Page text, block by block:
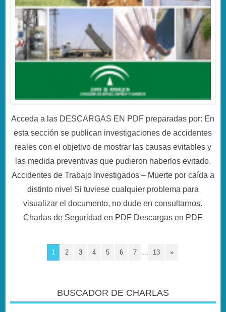
Acceda a las DESCARGAS EN PDF preparadas por: En
esta sección se publican investigaciones de accidentes
reales con el objetivo de mostrar las causas evitables y
las medida preventivas que pudieron haberlos evitado.
Accidentes de Trabajo Investigados – Muerte por caída a
distinto nivel Si tuviese cualquier problema para
visualizar el documento, no dude en consultarnos.
Charlas de Seguridad en PDF Descargas en PDF
1 2 3 4 5 6 7 ... 13 »
BUSCADOR DE CHARLAS